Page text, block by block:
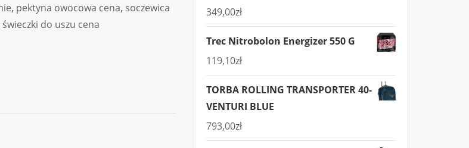
, pektyna owocowa cena, soczewica
świeczki do uszu cena
349,00zł
Trec Nitrobolon Energizer 550 G
119,10zł
TORBA ROLLING TRANSPORTER 40-
VENTURI BLUE
793,00zł